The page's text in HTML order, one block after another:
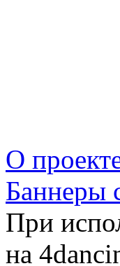
О
Баннеры
При
на